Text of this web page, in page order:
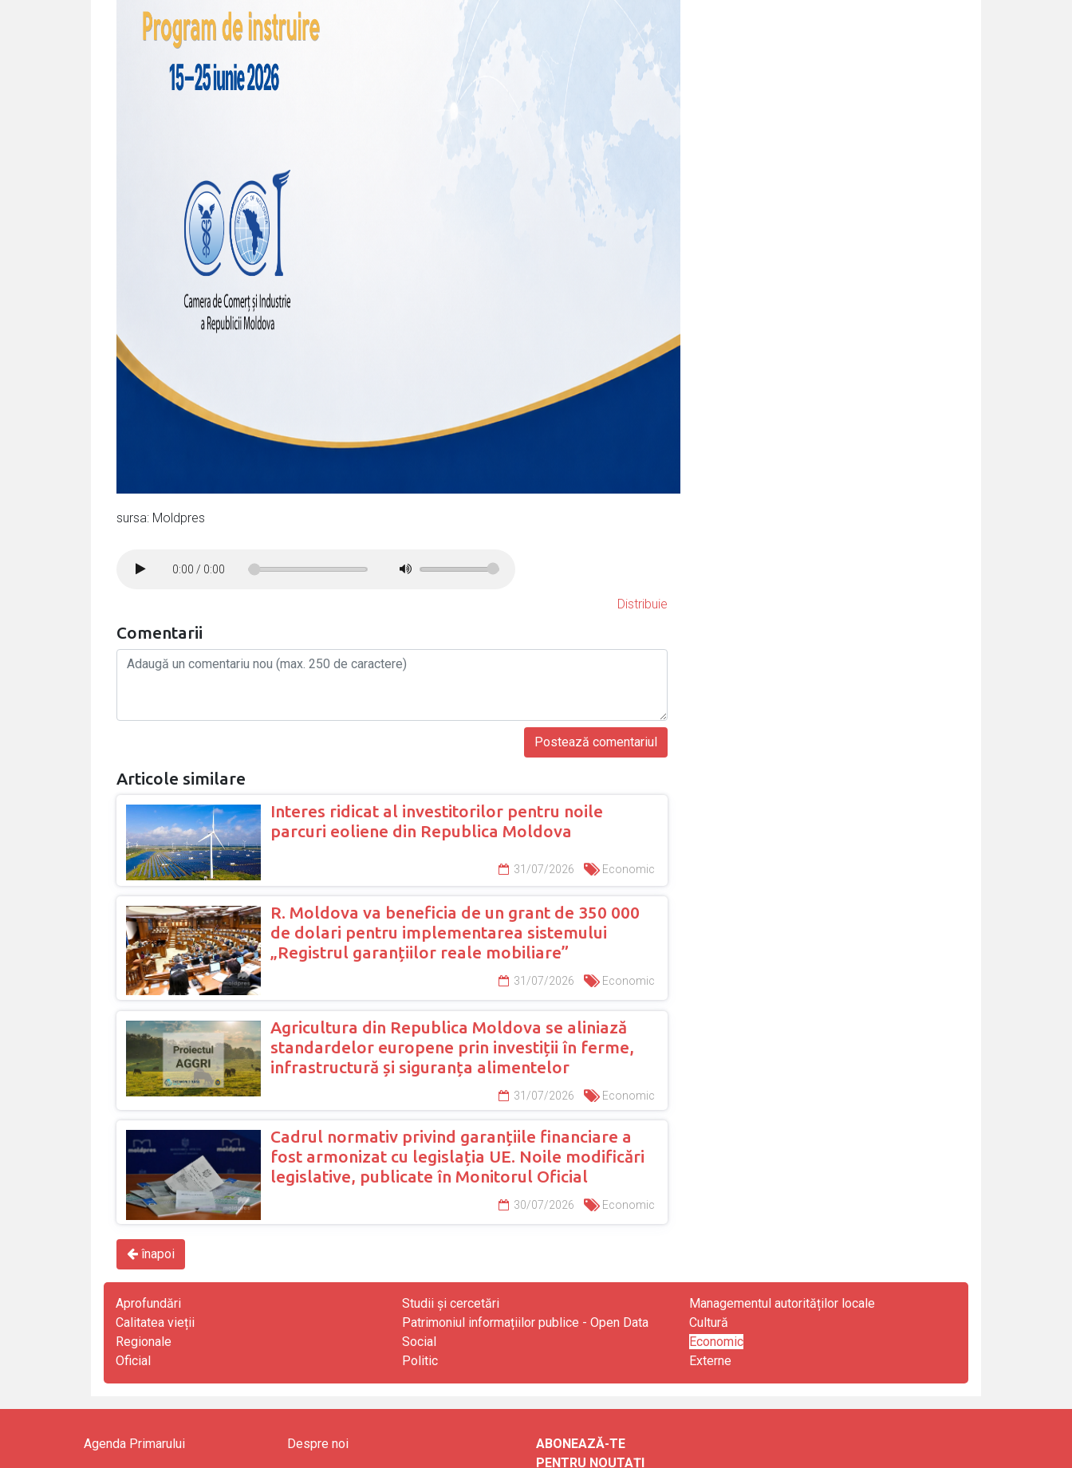
sursa: Moldpres
0:00 / 0:00
Distribuie
Comentarii
Articole similare
Interes ridicat al investitorilor pentru noile
parcuri eoliene din Republica Moldova
31/07/2026 Economic
R. Moldova va beneficia de un grant de 350 000
de dolari pentru implementarea sistemului
„Registrul garanțiilor reale mobiliare”
31/07/2026 Economic
Agricultura din Republica Moldova se aliniază
standardelor europene prin investiții în ferme,
infrastructură și siguranța alimentelor
31/07/2026 Economic
Cadrul normativ privind garanțiile financiare a
fost armonizat cu legislația UE. Noile modificări
legislative, publicate în Monitorul Oficial
30/07/2026 Economic
înapoi
Aprofundări Studii și cercetări
Managementul autorităților locale
Calitatea vieții
Patrimoniul informațiilor publice - Open Data
Cultură
Regionale
Social
Economic
Oficial
Politic Externe
Agenda Primarului Despre noi
ABONEAZĂ-TE
PENTRU NOUTAȚI